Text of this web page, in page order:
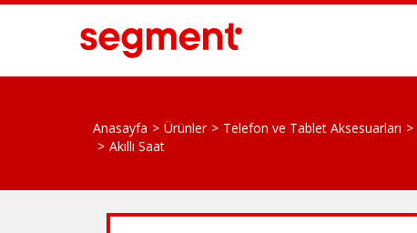
Anasayfa Ürünler Telefon ve Tablet Aksesuarları
Akıllı Saat